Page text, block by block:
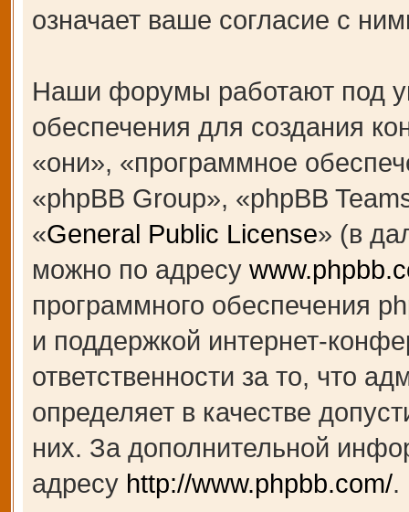
означает ваше согласие с
Наши форумы работают под
обеспечения для создания
«они», «программное
«phpBB Group», «phpBB
«General Public License» (в
можно по адресу
программного обеспечения
и поддержкой интернет-
ответственности за то, что
определяет в качестве
них. За дополнительной
адресу http://www.phpbb.com/.